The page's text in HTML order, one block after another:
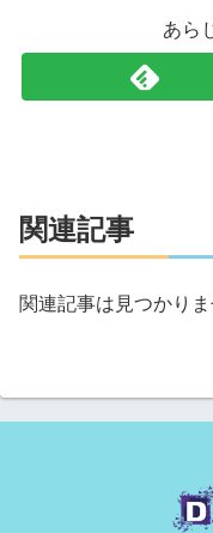
あら
関連記事
関連記事は見つかりま